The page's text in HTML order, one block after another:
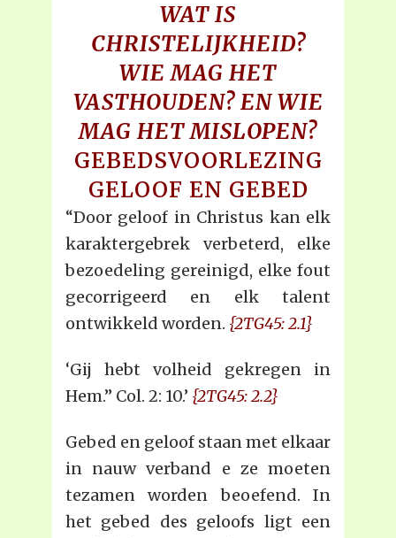
WAT IS
CHRISTELIJKHEID?
WIE MAG HET
VASTHOUDEN? EN WIE
MAG HET MISLOPEN?
GEBEDSVOORLEZING
GELOOF EN GEBED
“Door geloof in Christus kan elk
karaktergebrek verbeterd, elke
bezoedeling gereinigd, elke fout
gecorrigeerd en elk talent
ontwikkeld worden. {2TG45: 2.1}
‘Gij hebt volheid gekregen in
Hem.” Col. 2: 10.’ {2TG45: 2.2}
Gebed en geloof staan met elkaar
in nauw verband e ze moeten
tezamen worden beoefend. In
het gebed des geloofs ligt een